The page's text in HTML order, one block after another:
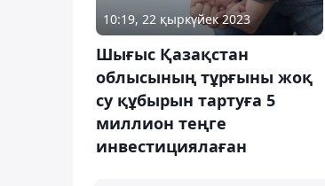
10:19, 22 қыркүйек 2023
Шығыс Қазақстан
облысының тұрғыны жоқ
су құбырын тартуға 5
миллион теңге
инвестициялаған